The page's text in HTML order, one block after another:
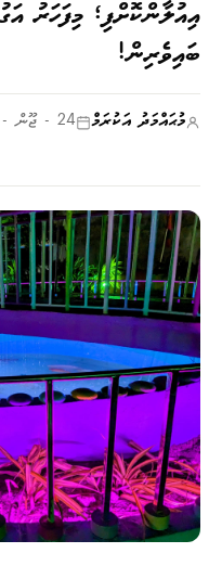
އިއުލާންކޮށްފި؛ މިފަހަރު
ބައިވެރިން!
މުޙައްމަދު އަކުރަމް 24 - ޖޫން - 2026